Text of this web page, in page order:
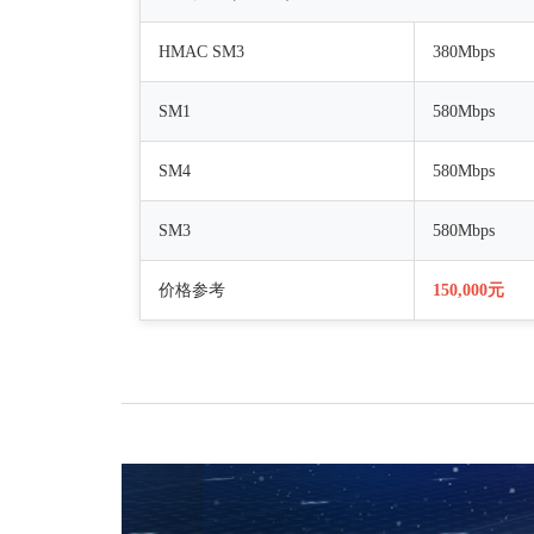
HMAC SM3 380Mbps
SM1 580Mbps
SM4 580Mbps
SM3 580Mbps
价格参考 150,000元